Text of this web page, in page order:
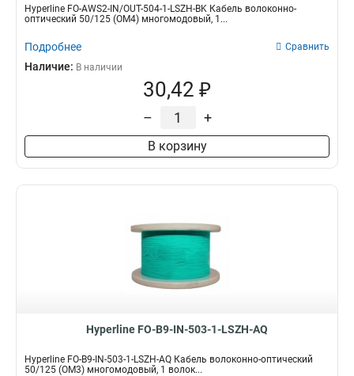
Hyperline FO-AWS2-IN/OUT-504-1-LSZH-BK Кабель волоконно-
оптический 50/125 (OM4) многомодовый, 1...
Подробнее Сравнить
Наличие: В наличии
30,42 ₽
– +
В корзину
Hyperline FO-B9-IN-503-1-LSZH-AQ
Hyperline FO-B9-IN-503-1-LSZH-AQ Кабель волоконно-оптический
50/125 (OM3) многомодовый, 1 волок...